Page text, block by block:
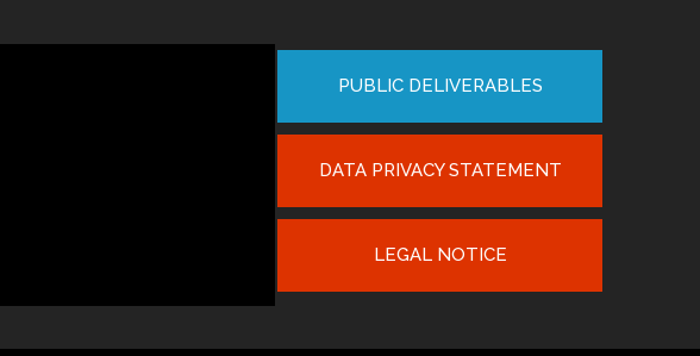
PUBLIC DELIVERABLES
DATA PRIVACY STATEMENT
LEGAL NOTICE